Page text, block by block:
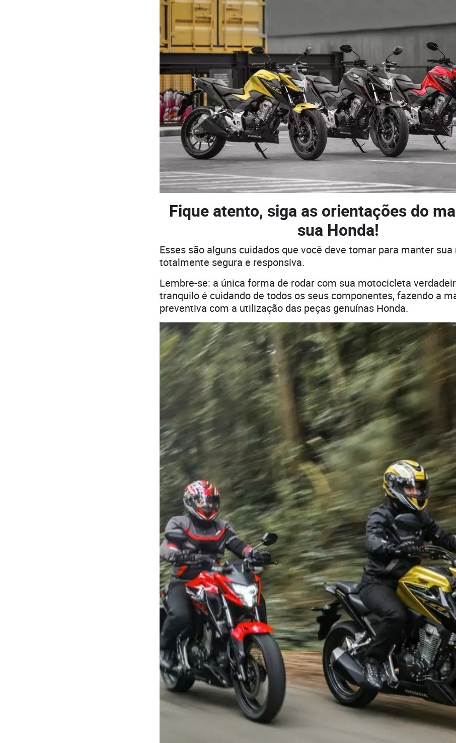
Fique atento, siga as orientações do
sua Honda!
Esses são alguns cuidados que você deve tomar para manter
totalmente segura e responsiva.
Lembre-se: a única forma de rodar com sua motocicleta
tranquilo é cuidando de todos os seus componentes, fazendo a
preventiva com a utilização das peças genuínas Honda.